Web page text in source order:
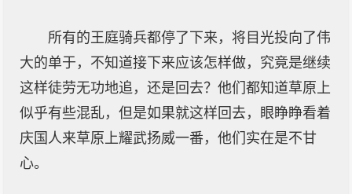
所有的王庭骑兵都停了下来，将目光投向了伟
大的单于，不知道接下来应该怎样做，究竟是继续
这样徒劳无功地追，还是回去？他们都知道草原上
似乎有些混乱，但是如果就这样回去，眼睁睁看着
庆国人来草原上耀武扬威一番，他们实在是不甘
心。